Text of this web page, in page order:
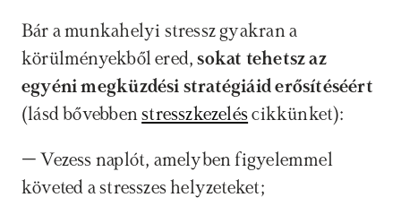
Bár a munkahelyi stressz gyakran a
körülményekből ered, sokat tehetsz az
egyéni megküzdési stratégiáid erősítéséért
(lásd bővebben stresszkezelés cikkünket):
– Vezess naplót, amelyben figyelemmel
követed a stresszes helyzeteket;